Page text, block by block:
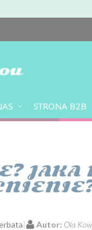
STRONA B2B
JAKA
Autor: Ola